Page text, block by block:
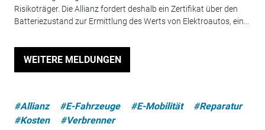
Risikoträger. Die Allianz fordert deshalb ein Zertifikat über den
Batteriezustand zur Ermittlung des Werts von Elektroautos, ein...
WEITERE MELDUNGEN
#Allianz #E-Fahrzeuge #E-Mobilität
#Reparatur
#Kosten
#Verbrenner